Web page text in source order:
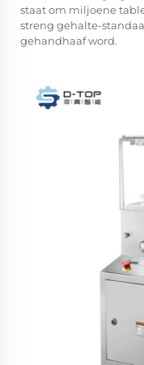
staat om miljoene
streng gehalte-
gehandhaaf word.